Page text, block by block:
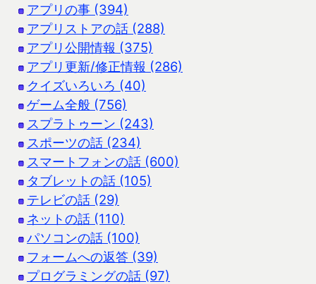
アプリの事 (394)
アプリストアの話 (288)
アプリ公開情報 (375)
アプリ更新/修正情報 (286)
クイズいろいろ (40)
ゲーム全般 (756)
スプラトゥーン (243)
スポーツの話 (234)
スマートフォンの話 (600)
タブレットの話 (105)
テレビの話 (29)
ネットの話 (110)
パソコンの話 (100)
フォームへの返答 (39)
プログラミングの話 (97)